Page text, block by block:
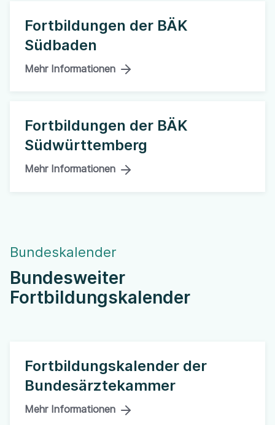
Fortbildungen der BÄK
Südbaden
Mehr Informationen
Fortbildungen der BÄK
Südwürttemberg
Mehr Informationen
Bundeskalender
Bundesweiter
Fortbildungskalender
Fortbildungskalender der
Bundesärztekammer
Mehr Informationen